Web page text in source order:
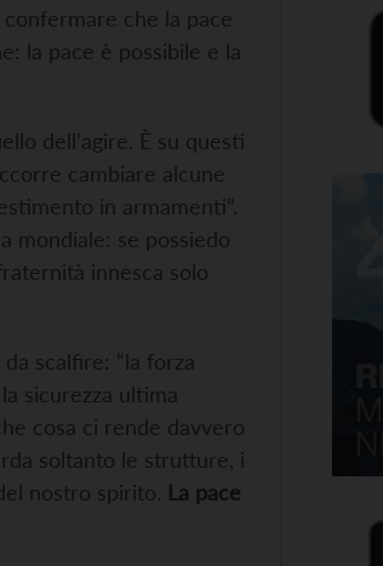
confermare che la pace
la pace è possibile e la
dell’agire. È su questi
cambiare alcune
in armamenti”.
mondiale: se possiedo
innesca solo
scalfire: “la forza
sicurezza ultima
cosa ci rende davvero
soltanto le strutture, i
nostro spirito. La pace